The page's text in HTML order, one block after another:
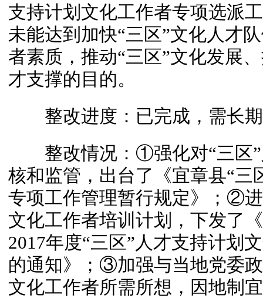
支持计划文化工作者专项选派
未能达到加快“三区”文化人才
者素质，推动“三区”文化发展
才支撑的目的。
整改进度：已完成，需长
整改情况：①强化对“三区”
核和监管，出台了《宜章县“三
专项工作管理暂行规定》；②
文化工作者培训计划，下发了
2017年度“三区”人才支持计划
的通知》；③加强与当地党委
文化工作者所需所想，因地制